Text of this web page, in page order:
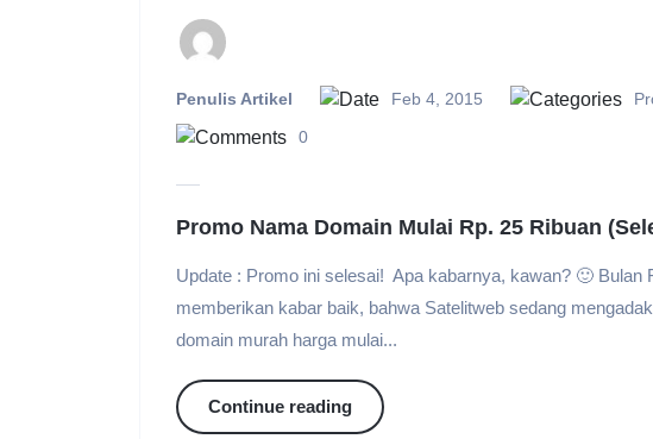
Penulis Artikel Feb 4, 2015
0
Promo Nama Domain Mulai Rp. 25 Ribuan
Update : Promo ini selesai! Apa kabarnya, kawan? 🙂 Bulan
memberikan kabar baik, bahwa Satelitweb sedang
domain murah harga mulai...
Continue reading